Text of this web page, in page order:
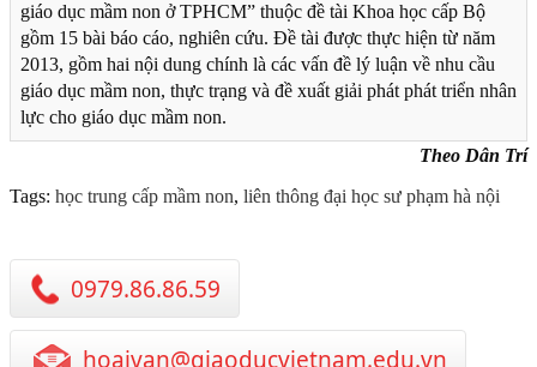
giáo dục mầm non ở TPHCM” thuộc đề tài Khoa học cấp Bộ
gồm 15 bài báo cáo, nghiên cứu. Đề tài được thực hiện từ năm
2013, gồm hai nội dung chính là các vấn đề lý luận về nhu cầu
giáo dục mầm non, thực trạng và đề xuất giải phát phát triển nhân
lực cho giáo dục mầm non.
Theo Dân Trí
Tags: học trung cấp mầm non, liên thông đại học sư phạm hà nội
0979.86.86.59
hoaivan@giaoducvietnam.edu.vn